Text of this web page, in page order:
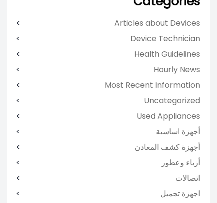
Articles about Devices
Device Technician
Health Guidelines
Hourly News
Most Recent Information
Uncategorized
Used Appliances
أجهزة اساسية
أجهزة كشف المعادن
أزياء وعطور
اتصالات
اجهزة تجميل